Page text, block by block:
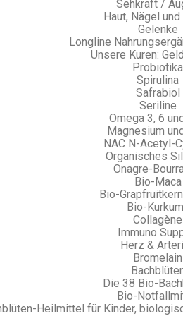
Sehkraft /
Haut, Nägel und
Gelenke
Longline
Unsere Kuren:
Probiotika
Spirulina
Safrabiol
Seriline
Omega 3, 6
Magnesium
NAC N-Acetyl-
Organisches
Onagre-
Bio-Maca
Bio-
Bio-
Collagène
Immuno
Herz &
Bromelain
Die 38 Bio-
Bio-
Heilmittel für Kinder,